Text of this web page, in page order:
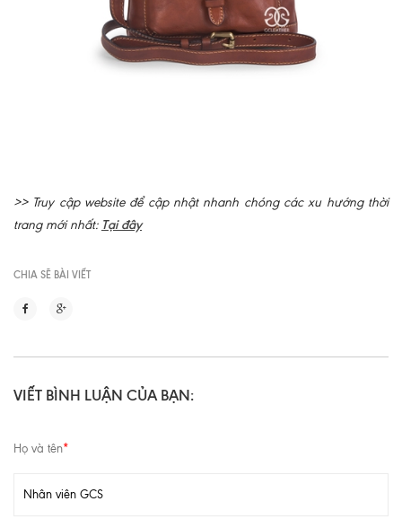
>> Truy cập website để cập nhật nhanh chóng các xu hướng thời
trang mới nhất: Tại đây
CHIA SẼ BÀI VIẾT
VIẾT BÌNH LUẬN CỦA BẠN:
Họ và tên*